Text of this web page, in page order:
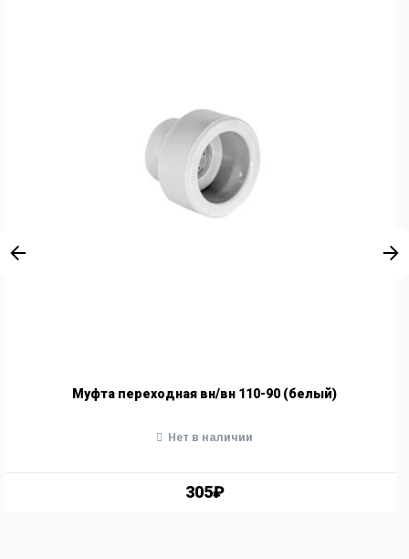
Муфта переходная вн/вн 110-90 (белый)
305₽
Нет в наличии